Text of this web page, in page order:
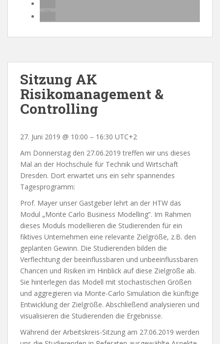
Sitzung AK
Risikomanagement &
Controlling
27. Juni 2019 @ 10:00 – 16:30 UTC+2
Am Donnerstag den 27.06.2019 treffen wir uns dieses
Mal an der Hochschule für Technik und Wirtschaft
Dresden. Dort erwartet uns ein sehr spannendes
Tagesprogramm:
Prof. Mayer unser Gastgeber lehrt an der HTW das
Modul „Monte Carlo Business Modelling“. Im Rahmen
dieses Moduls modellieren die Studierenden für ein
fiktives Unternehmen eine relevante Zielgröße, z.B. den
geplanten Gewinn. Die Studierenden bilden die
Verflechtung der beeinflussbaren und unbeeinflussbaren
Chancen und Risiken im Hinblick auf diese Zielgröße ab.
Sie hinterlegen das Modell mit stochastischen Größen
und aggregieren via Monte-Carlo Simulation die künftige
Entwicklung der Zielgröße. Abschließend analysieren und
visualisieren die Studierenden die Ergebnisse.
Während der Arbeitskreis-Sitzung am 27.06.2019 werden